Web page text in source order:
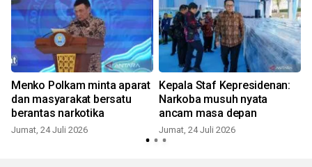
Menko Polkam minta aparat
dan masyarakat bersatu
berantas narkotika
Jumat, 24 Juli 2026
Kepala Staf Kepresidenan:
Narkoba musuh nyata
ancam masa depan
Jumat, 24 Juli 2026